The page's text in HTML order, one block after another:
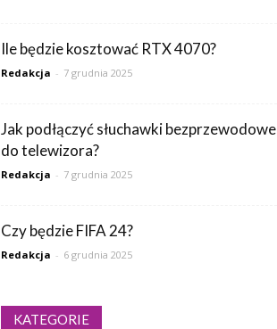
Ile będzie kosztować RTX 4070?
Redakcja - 7 grudnia 2025
Jak podłączyć słuchawki bezprzewodowe
do telewizora?
Redakcja - 7 grudnia 2025
Czy będzie FIFA 24?
Redakcja - 6 grudnia 2025
KATEGORIE